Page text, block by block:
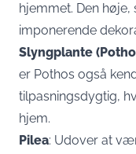
hjemmet. Den
imponerende
Slyngplante
er Pothos også
tilpasningsdygtig,
hjem.
Pilea: Udover at